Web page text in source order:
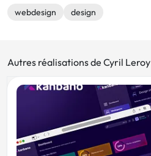
webdesign design
Autres réalisations de Cyril Leroy